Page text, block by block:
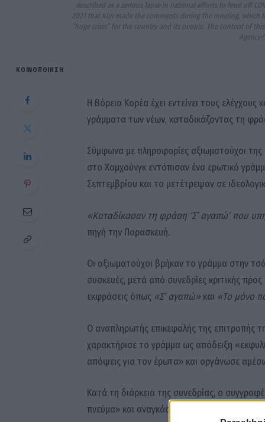
described as a serious lapse in national efforts to fend off
2021 that Kim made the comments during the meeting, which
“huge crisis” for the country and its people. The content of
ΚΟΙΝΟΠΟΊΗΣΗ
Η Βόρεια Κορέα έχει εντείνει τους ελέγχους
γράμματα των νέων, καταδικάζοντας τη
Σύμφωνα με πληροφορίες αξιωματούχοι της
στο Χαμχούνγκ εντόπισαν ένα ερωτικό
Σεπτεμβρίου και το μετέτρεψαν σε
«Καταδίκασαν τη φράση ‘Σ’ αγαπώ’ που
πηγή την Παρασκευή.
Οι αξιωματούχοι βρήκαν το γράμμα στην
συσκευές, μετά από συνεδρίες κριτικής
εκφράσεις όπως «Σ’ αγαπώ»και «Το μόνο
Ο αναπληρωτής επικεφαλής της επιτροπής
χαρακτήρισε το γράμμα ως απόδειξη
απόψεις για τον έρωτα» και οργάνωσε
Κατά τη διάρκεια της συνεδρίας, ο
πνεύμα» και αναγκάστηκε να αυτοκριθεί